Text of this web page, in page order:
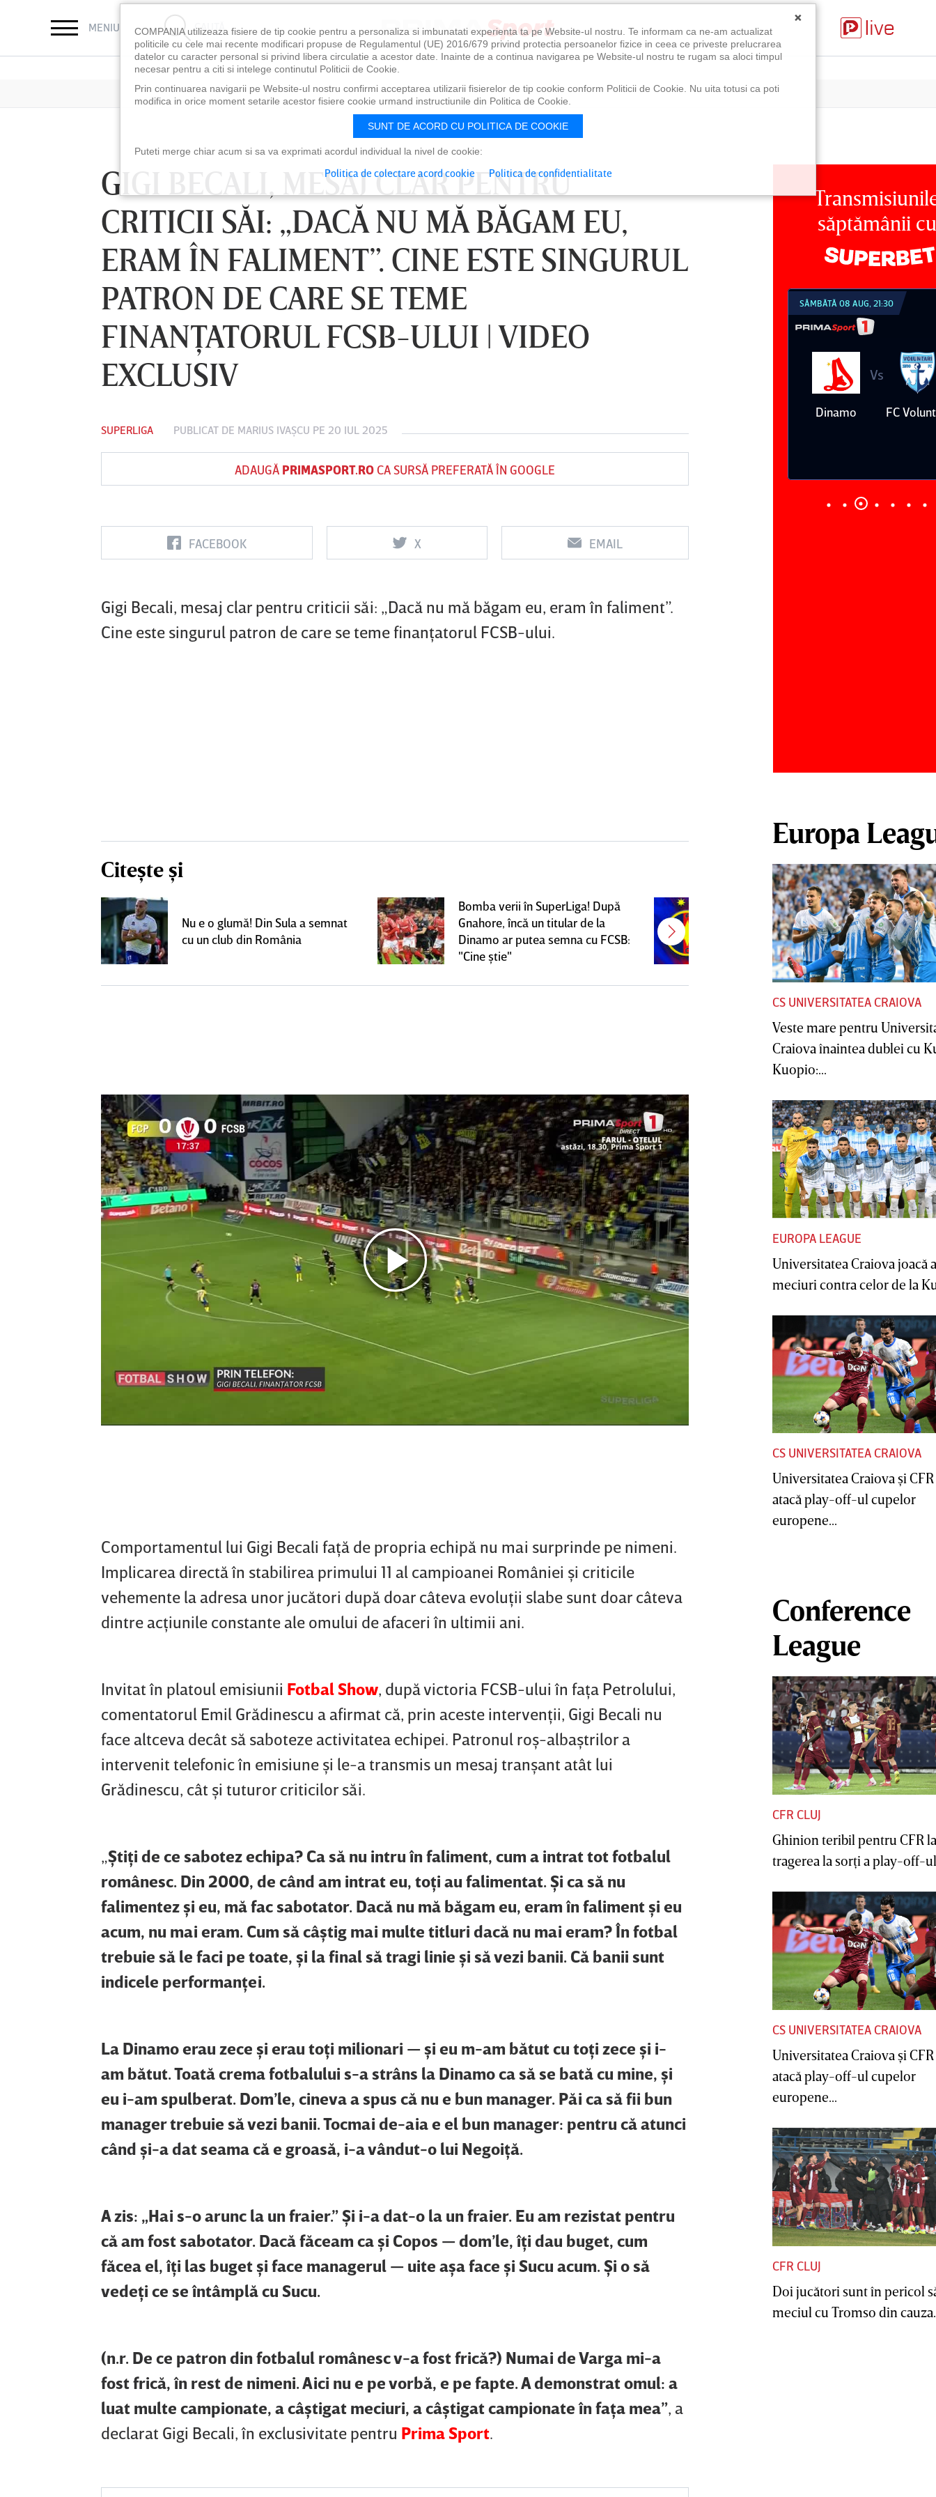
MENIU CAUTĂ
GIGI BECALI, MESAJ CLAR PENTRU
CRITICII SĂI: „DACĂ NU MĂ BĂGAM EU,
ERAM ÎN FALIMENT”. CINE ESTE SINGURUL
PATRON DE CARE SE TEME
FINANŢATORUL FCSB-ULUI | VIDEO
EXCLUSIV
SUPERLIGA PUBLICAT DE MARIUS IVAŞCU PE 20 IUL 2025
ADAUGĂ PRIMASPORT.ROCA SURSĂ PREFERATĂ ÎN GOOGLE
FACEBOOK X EMAIL
Gigi Becali, mesaj clar pentru criticii săi: „Dacă nu mă băgam eu, eram în faliment”.
Cine este singurul patron de care se teme finanţatorul FCSB-ului.
Citește și
Nu e o glumă! Din Sula a semnat
cu un club din România
Bomba verii în SuperLiga! După
Gnahore, încă un titular de la
Dinamo ar putea semna cu FCSB:
"Cine ştie"
E gata! FCSB a transferat un
jucător campion şi câştigător de
Comportamentul lui Gigi Becali faţă de propria echipă nu mai surprinde pe nimeni.
Implicarea directă în stabilirea primului 11 al campioanei României şi criticile
vehemente la adresa unor jucători după doar câteva evoluţii slabe sunt doar câteva
dintre acţiunile constante ale omului de afaceri în ultimii ani.
Invitat în platoul emisiunii Fotbal Show, după victoria FCSB-ului în faţa Petrolului,
comentatorul Emil Grădinescu a afirmat că, prin aceste intervenţii, Gigi Becali nu
face altceva decât să saboteze activitatea echipei. Patronul roş-albaştrilor a
intervenit telefonic în emisiune şi le-a transmis un mesaj tranşant atât lui
Grădinescu, cât şi tuturor criticilor săi.
„Ştiţi de ce sabotez echipa? Ca să nu intru în faliment, cum a intrat tot fotbalul
românesc. Din 2000, de când am intrat eu, toţi au falimentat. Şi ca să nu
falimentez şi eu, mă fac sabotator. Dacă nu mă băgam eu, eram în faliment şi eu
acum, nu mai eram. Cum să câştig mai multe titluri dacă nu mai eram? În fotbal
trebuie să le faci pe toate, şi la final să tragi linie şi să vezi banii. Că banii sunt
indicele performanţei.
La Dinamo erau zece şi erau toţi milionari — şi eu m-am bătut cu toţi zece şi i-
am bătut. Toată crema fotbalului s-a strâns la Dinamo ca să se bată cu mine, şi
eu i-am spulberat. Dom’le, cineva a spus că nu e bun manager. Păi ca să fii bun
manager trebuie să vezi banii. Tocmai de-aia e el bun manager: pentru că atunci
când şi-a dat seama că e groasă, i-a vândut-o lui Negoiţă.
A zis: „Hai s-o arunc la un fraier.” Şi i-a dat-o la un fraier. Eu am rezistat pentru
că am fost sabotator. Dacă făceam ca şi Copos — dom’le, îţi dau buget, cum
făcea el, îţi las buget şi face managerul — uite aşa face şi Sucu acum. Şi o să
vedeţi ce se întâmplă cu Sucu.
(n.r. De ce patron din fotbalul românesc v-a fost frică?) Numai de Varga mi-a
fost frică, în rest de nimeni. Aici nu e pe vorbă, e pe fapte. A demonstrat omul: a
luat multe campionate, a câştigat meciuri, a câştigat campionate în faţa mea”, a
declarat Gigi Becali, în exclusivitate pentru Prima Sport.
săptămânii cu
LUNI 10 AUG, 18:30
Vs
Hunedoara
LUNI 10 AUG, 21:30
Gheorghe
VINERI 07 AUG, 21:00 SÂMBĂTĂ 08 AUG, 21:30
Dinamo
Vs
FC
Europa
CS UNIVERSITATEA CRAIOVA
Veste mare pentru
Craiova înaintea dublei cu
Kuopio:...
EUROPA LEAGUE
Universitatea Craiova joacă
meciuri contra celor de la
CS UNIVERSITATEA CRAIOVA
Universitatea Craiova şi
atacă play-off-ul cupelor
europene...
Conference
League
CFR CLUJ
Ghinion teribil pentru CFR la
tragerea la sorţi a play-off-
CS UNIVERSITATEA CRAIOVA
Universitatea Craiova şi
atacă play-off-ul cupelor
europene...
CFR CLUJ
Doi jucători sunt în pericol
meciul cu Tromso din
×
COMPANIA utilizeaza fisiere de tip cookie pentru a personaliza si imbunatati experienta ta pe Website-ul nostru. Te informam ca ne-am actualizat
politicile cu cele mai recente modificari propuse de Regulamentul (UE) 2016/679 privind protectia persoanelor fizice in ceea ce priveste prelucrarea
datelor cu caracter personal si privind libera circulatie a acestor date. Inainte de a continua navigarea pe Website-ul nostru te rugam sa aloci timpul
necesar pentru a citi si intelege continutul Politicii de Cookie.
Prin continuarea navigarii pe Website-ul nostru confirmi acceptarea utilizarii fisierelor de tip cookie conform Politicii de Cookie. Nu uita totusi ca poti
modifica in orice moment setarile acestor fisiere cookie urmand instructiunile din Politica de Cookie.
SUNT DE ACORD CU POLITICA DE COOKIE
Puteti merge chiar acum si sa va exprimati acordul individual la nivel de cookie:
Politica de colectare acord cookie Politica de confidentialitate